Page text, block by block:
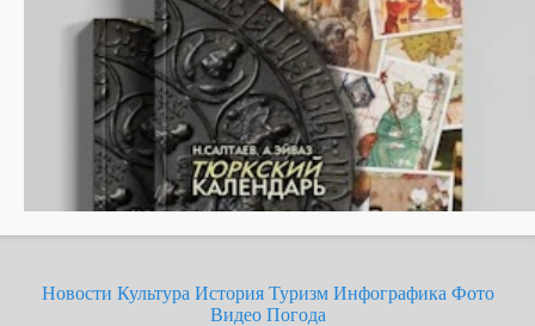
Новости Культура История Туризм Инфографика Фото
Видео Погода